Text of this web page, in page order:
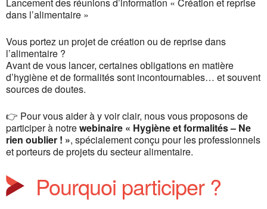
dans l’alimentaire »
Vous portez un projet de création ou de reprise dans
l’alimentaire ?
Avant de vous lancer, certaines obligations en matière
d’hygiène et de formalités sont incontournables… et souvent
sources de doutes.
👉 Pour vous aider à y voir clair, nous vous proposons de
participer à notrewebinaire « Hygiène et formalités – Ne
rien oublier ! », spécialement conçu pour les professionnels
et porteurs de projets du secteur alimentaire.
Pourquoi participer ?